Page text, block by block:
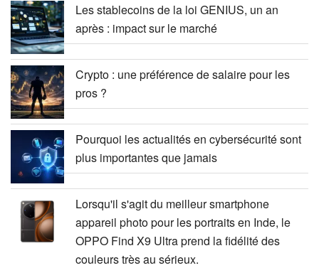
Les stablecoins de la loi GENIUS, un an
après : impact sur le marché
Crypto : une préférence de salaire pour les
pros ?
Pourquoi les actualités en cybersécurité sont
plus importantes que jamais
Lorsqu'il s'agit du meilleur smartphone
appareil photo pour les portraits en Inde, le
OPPO Find X9 Ultra prend la fidélité des
couleurs très au sérieux.